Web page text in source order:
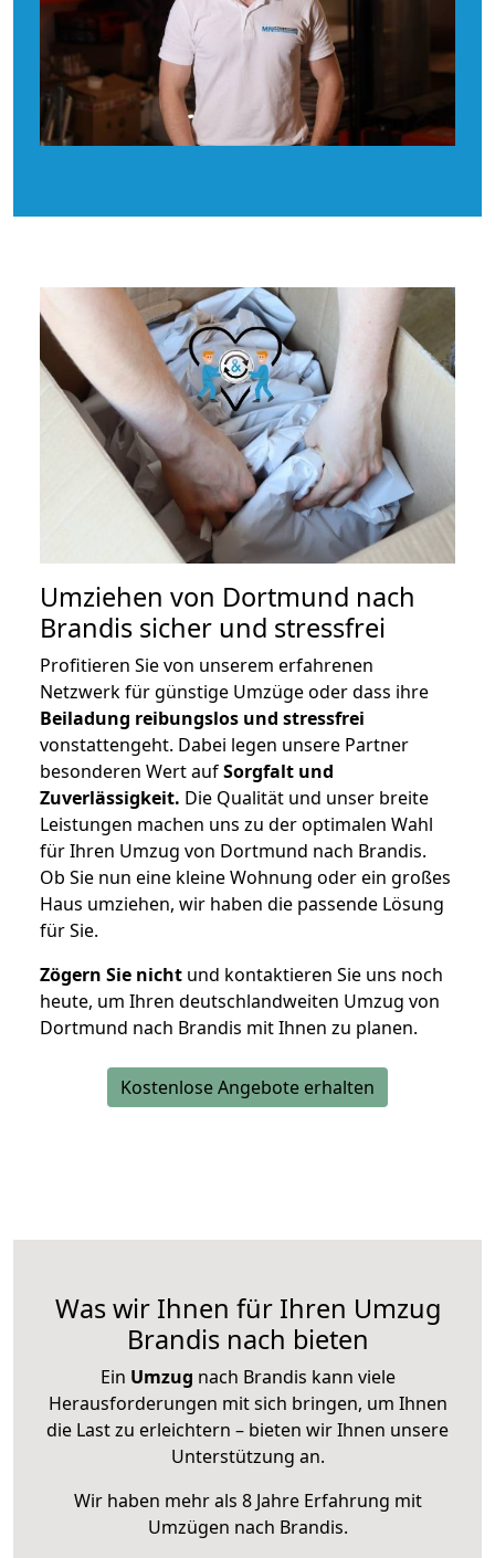
Umziehen von Dortmund nach
Brandis sicher und stressfrei
Profitieren Sie von unserem erfahrenen
Netzwerk für günstige Umzüge oder dass ihre
Beiladung reibungslos und stressfrei
vonstattengeht. Dabei legen unsere Partner
besonderen Wert aufSorgfalt und
Zuverlässigkeit. Die Qualität und unser breite
Leistungen machen uns zu der optimalen Wahl
für Ihren Umzug von Dortmund nach Brandis.
Ob Sie nun eine kleine Wohnung oder ein großes
Haus umziehen, wir haben die passende Lösung
für Sie.
Zögern Sie nicht und kontaktieren Sie uns noch
heute, um Ihren deutschlandweiten Umzug von
Dortmund nach Brandis mit Ihnen zu planen.
Kostenlose Angebote erhalten
Was wir Ihnen für Ihren Umzug
Brandis nach bieten
Ein Umzug nach Brandis kann viele
Herausforderungen mit sich bringen, um Ihnen
die Last zu erleichtern – bieten wir Ihnen unsere
Unterstützung an.
Wir haben mehr als 8 Jahre Erfahrung mit
Umzügen nach Brandis.